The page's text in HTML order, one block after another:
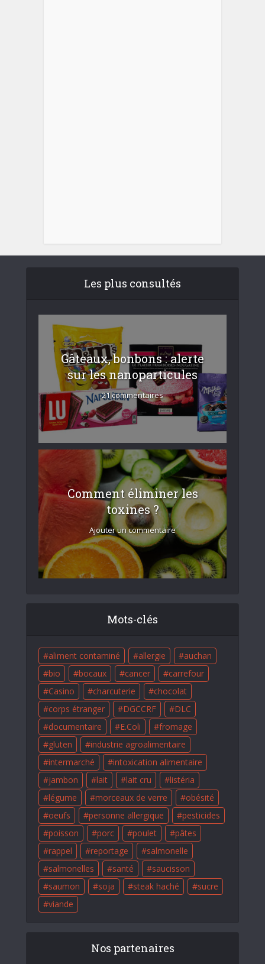
Les plus consultés
Gâteaux, bonbons : alerte
sur les nanoparticules
21 commentaires
Comment éliminer les
toxines ?
Ajouter un commentaire
Mots-clés
aliment contaminé allergie
auchan
bio
bocaux cancer
carrefour
Casino
charcuterie
chocolat
corps étranger
DGCCRF
DLC
documentaire
E.Coli
fromage
gluten
industrie agroalimentaire
intermarché
intoxication alimentaire
jambon
lait lait cru
listéria
légume
morceaux de verre
obésité
oeufs
personne allergique
pesticides
poisson
porc poulet
pâtes
rappel
reportage
salmonelle
salmonelles
santé
saucisson
saumon
soja steak haché
sucre
viande
Nos partenaires